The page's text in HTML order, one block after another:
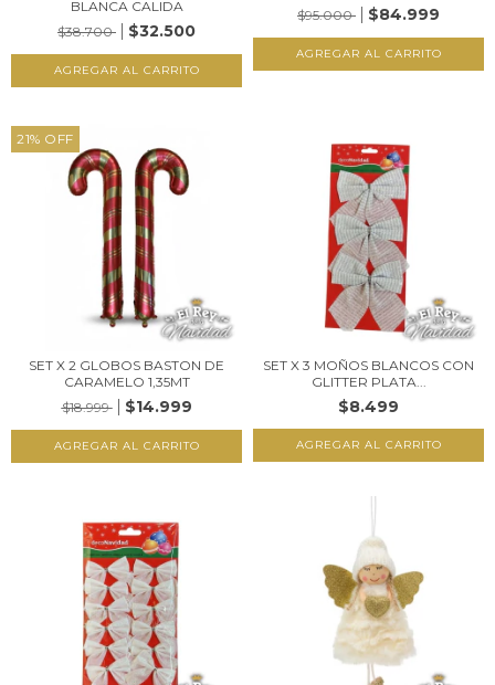
BLANCA CALIDA
$38.700
$32.500
$95.000
$84.999
21% OFF
SET X 2 GLOBOS BASTON DE
CARAMELO 1,35MT
$18.999
$14.999
SET X 3 MOÑOS BLANCOS CON
GLITTER PLATA...
$8.499